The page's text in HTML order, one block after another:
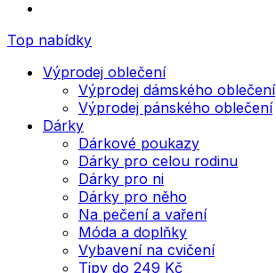
Top nabídky
Výprodej oblečení
Výprodej dámského oblečení
Výprodej pánského oblečení
Dárky
Dárkové poukazy
Dárky pro celou rodinu
Dárky pro ni
Dárky pro něho
Na pečení a vaření
Móda a doplňky
Vybavení na cvičení
Tipy do 249 Kč